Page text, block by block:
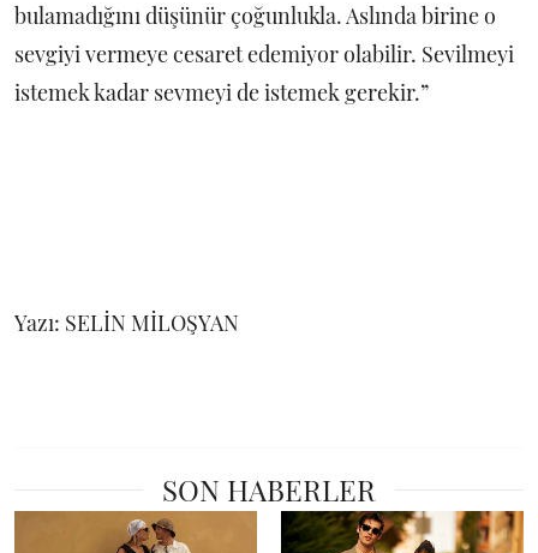
bulamadığını düşünür çoğunlukla. Aslında birine o
sevgiyi vermeye cesaret edemiyor olabilir. Sevilmeyi
istemek kadar sevmeyi de istemek gerekir.”
Yazı: SELİN MİLOŞYAN
SON HABERLER